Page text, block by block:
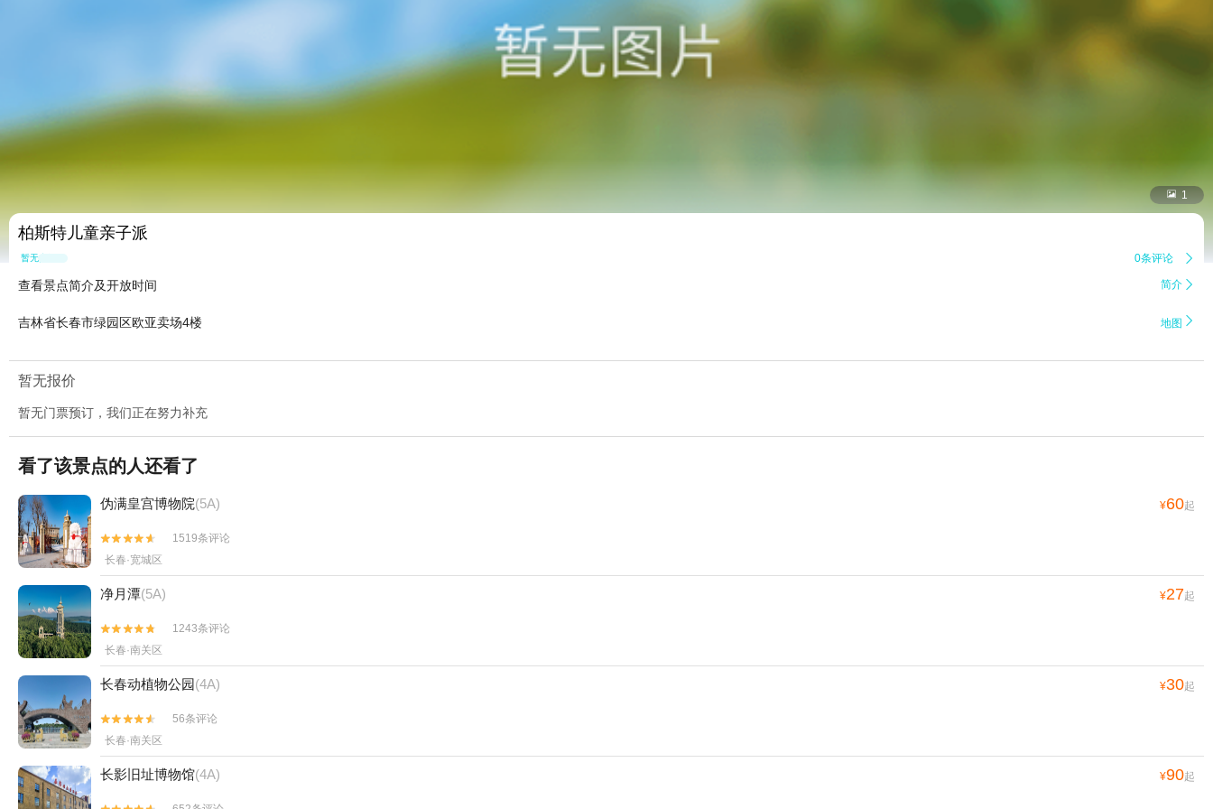
 1
柏斯特儿童亲子派
暂无点评 0条评论 
查看景点简介及开放时间 简介 
吉林省长春市绿园区欧亚卖场4楼 地图 
暂无报价
暂无门票预订，我们正在努力补充
看了该景点的人还看了
伪满皇宫博物院(5A) ¥60起


1519条评论
长春·宽城区
净月潭(5A) ¥27起


1243条评论
长春·南关区
长春动植物公园(4A) ¥30起


56条评论
长春·南关区
长影旧址博物馆(4A) ¥90起